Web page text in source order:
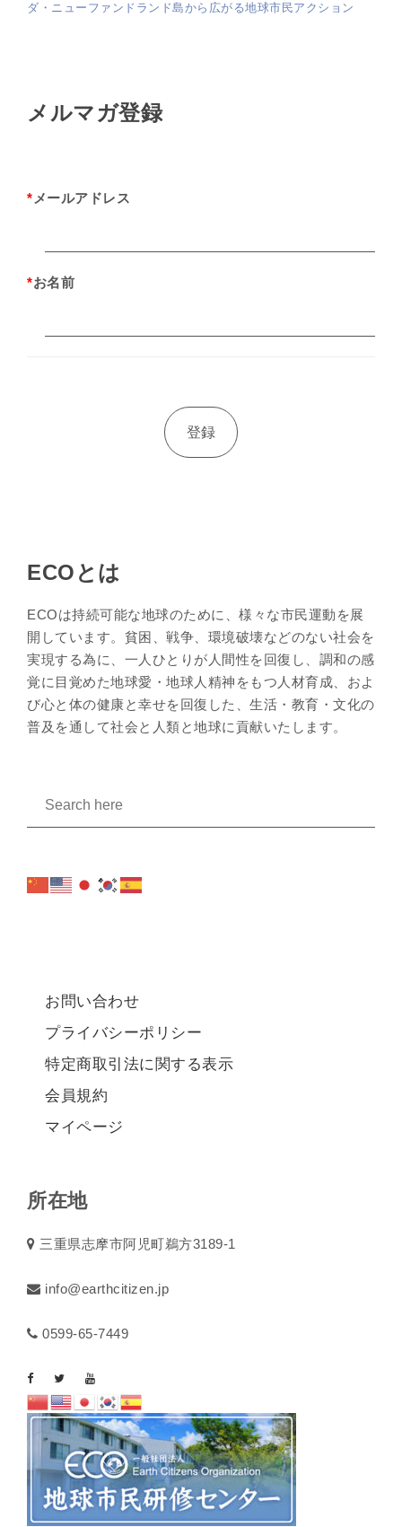
ダ・ニューファンドランド島から広がる地球市民アクション
メルマガ登録
* メールアドレス
*お名前
ECOとは
ECOは持続可能な地球のために、様々な市民運動を展
開しています。貧困、戦争、環境破壊などのない社会を
実現する為に、一人ひとりが人間性を回復し、調和の感
覚に目覚めた地球愛・地球人精神をもつ人材育成、およ
び心と体の健康と幸せを回復した、生活・教育・文化の
普及を通して社会と人類と地球に貢献いたします。
お問い合わせ
プライバシーポリシー
特定商取引法に関する表示
会員規約
マイページ
所在地
三重県志摩市阿児町鵜方3189-1
info@earthcitizen.jp
0599-65-7449